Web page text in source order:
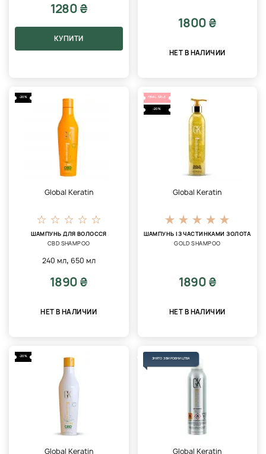
1280 ₴
КУПИТИ
1800 ₴
НЕТ В НАЛИЧИИ
-20%
Global Keratin
ШАМПУНЬ ДЛЯ ВОЛОССЯ
CBD SHAMPOO
240 мл, 650 мл
1890 ₴
НЕТ В НАЛИЧИИ
FINAL SALE
-20%
Global Keratin
ШАМПУНЬ ІЗ ЧАСТИНКАМИ ЗОЛОТА
GOLD SHAMPOO
1890 ₴
НЕТ В НАЛИЧИИ
-20%
Global Keratin
ЗНЯТО З ВИРОБНИЦТВА
Global Keratin